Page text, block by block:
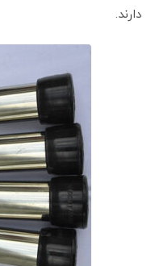
دارند.